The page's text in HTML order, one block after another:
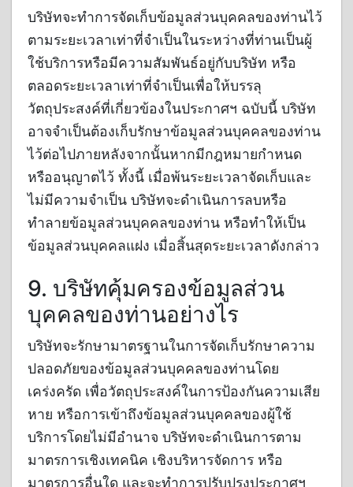
บริษัทจะทำการจัดเก็บข้อมูลส่วนบุคคลของท่านไว้
ตามระยะเวลาเท่าที่จำเป็นในระหว่างที่ท่านเป็นผู้
ใช้บริการหรือมีความสัมพันธ์อยู่กับบริษัท หรือ
ตลอดระยะเวลาเท่าที่จำเป็นเพื่อให้บรรลุ
วัตถุประสงค์ที่เกี่ยวข้องในประกาศฯ ฉบับนี้ บริษัท
อาจจำเป็นต้องเก็บรักษาข้อมูลส่วนบุคคลของท่าน
ไว้ต่อไปภายหลังจากนั้นหากมีกฎหมายกำหนด
หรืออนุญาตไว้ ทั้งนี้ เมื่อพ้นระยะเวลาจัดเก็บและ
ไม่มีความจำเป็น บริษัทจะดำเนินการลบหรือ
ทำลายข้อมูลส่วนบุคคลของท่าน หรือทำให้เป็น
ข้อมูลส่วนบุคคลแฝง เมื่อสิ้นสุดระยะเวลาดังกล่าว
9. บริษัทคุ้มครองข้อมูลส่วน
บุคคลของท่านอย่างไร
บริษัทจะรักษามาตรฐานในการจัดเก็บรักษาความ
ปลอดภัยของข้อมูลส่วนบุคคลของท่านโดย
เคร่งครัด เพื่อวัตถุประสงค์ในการป้องกันความเสีย
หาย หรือการเข้าถึงข้อมูลส่วนบุคคลของผู้ใช้
บริการโดยไม่มีอำนาจ บริษัทจะดำเนินการตาม
มาตรการเชิงเทคนิค เชิงบริหารจัดการ หรือ
มาตรการอื่นใด และจะทำการปรับปรุงประกาศฯ